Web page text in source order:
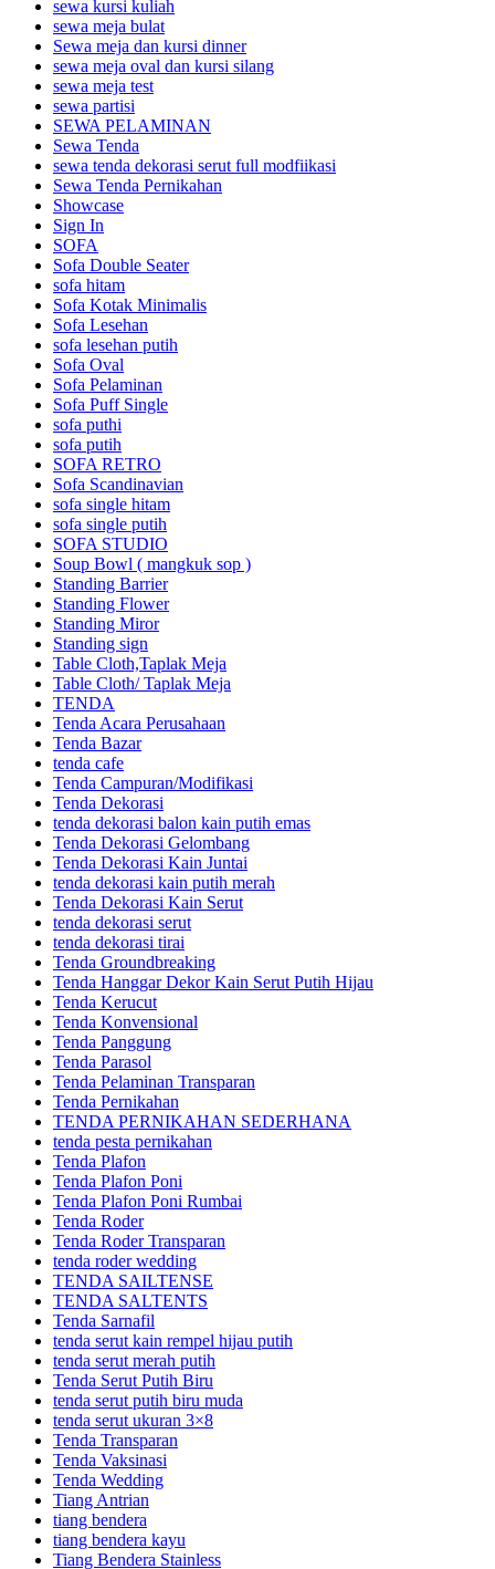
sewa kursi kuliah
sewa meja bulat
Sewa meja dan kursi dinner
sewa meja oval dan kursi silang
sewa meja test
sewa partisi
SEWA PELAMINAN
Sewa Tenda
sewa tenda dekorasi serut full modfiikasi
Sewa Tenda Pernikahan
Showcase
Sign In
SOFA
Sofa Double Seater
sofa hitam
Sofa Kotak Minimalis
Sofa Lesehan
sofa lesehan putih
Sofa Oval
Sofa Pelaminan
Sofa Puff Single
sofa puthi
sofa putih
SOFA RETRO
Sofa Scandinavian
sofa single hitam
sofa single putih
SOFA STUDIO
Soup Bowl ( mangkuk sop )
Standing Barrier
Standing Flower
Standing Miror
Standing sign
Table Cloth,Taplak Meja
Table Cloth/ Taplak Meja
TENDA
Tenda Acara Perusahaan
Tenda Bazar
tenda cafe
Tenda Campuran/Modifikasi
Tenda Dekorasi
tenda dekorasi balon kain putih emas
Tenda Dekorasi Gelombang
Tenda Dekorasi Kain Juntai
tenda dekorasi kain putih merah
Tenda Dekorasi Kain Serut
tenda dekorasi serut
tenda dekorasi tirai
Tenda Groundbreaking
Tenda Hanggar Dekor Kain Serut Putih Hijau
Tenda Kerucut
Tenda Konvensional
Tenda Panggung
Tenda Parasol
Tenda Pelaminan Transparan
Tenda Pernikahan
TENDA PERNIKAHAN SEDERHANA
tenda pesta pernikahan
Tenda Plafon
Tenda Plafon Poni
Tenda Plafon Poni Rumbai
Tenda Roder
Tenda Roder Transparan
tenda roder wedding
TENDA SAILTENSE
TENDA SALTENTS
Tenda Sarnafil
tenda serut kain rempel hijau putih
tenda serut merah putih
Tenda Serut Putih Biru
tenda serut putih biru muda
tenda serut ukuran 3×8
Tenda Transparan
Tenda Vaksinasi
Tenda Wedding
Tiang Antrian
tiang bendera
tiang bendera kayu
Tiang Bendera Stainless